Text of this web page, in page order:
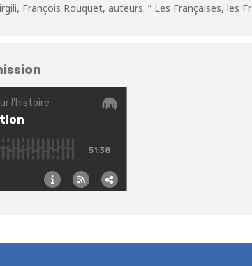
François Rouquet, auteurs. ” Les Françaises, les